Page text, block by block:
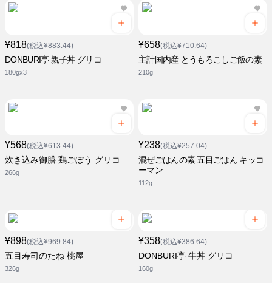
¥818(税込¥883.44)
DONBURI亭 親子丼 グリコ
180gx3
¥658(税込¥710.64)
主計国内産 とうもろこしご飯の素
210g
¥568(税込¥613.44)
炊き込み御膳 鶏ごぼう グリコ
266g
¥238(税込¥257.04)
混ぜごはんの素 五目ごはん キッコ
ーマン
112g
¥898(税込¥969.84)
五目寿司のたね 桃屋
326g
¥358(税込¥386.64)
DONBURI亭 牛丼 グリコ
160g